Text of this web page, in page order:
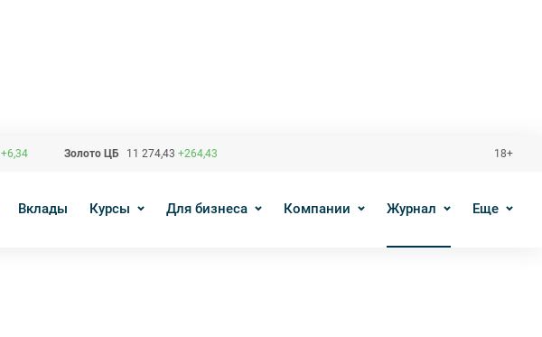
+6,34 Золото ЦБ 11 274,43 +264,43 18+
Вклады Курсы Для бизнеса Компании Журнал Еще